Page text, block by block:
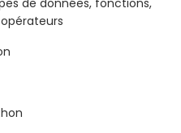
de données, fonctions,